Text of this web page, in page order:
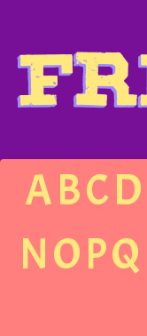
ABCD
NOPQ